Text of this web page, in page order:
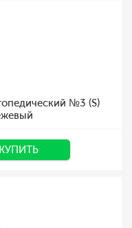
№3 (S)
КУПИТЬ